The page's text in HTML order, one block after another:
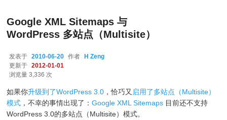
Google XML Sitemaps 与
WordPress 多站点（Multisite）
发表于 2010-06-20 作者
H Zeng
更新于
2012-01-01
浏览量 3,336 次
如果你升级到了WordPress 3.0 ，恰巧又 启用了多站点（Multisite）
模式 ，不幸的事情出现了：Google XML Sitemaps 目前还不支持
WordPress 3.0的多站点（Multisite）模式。